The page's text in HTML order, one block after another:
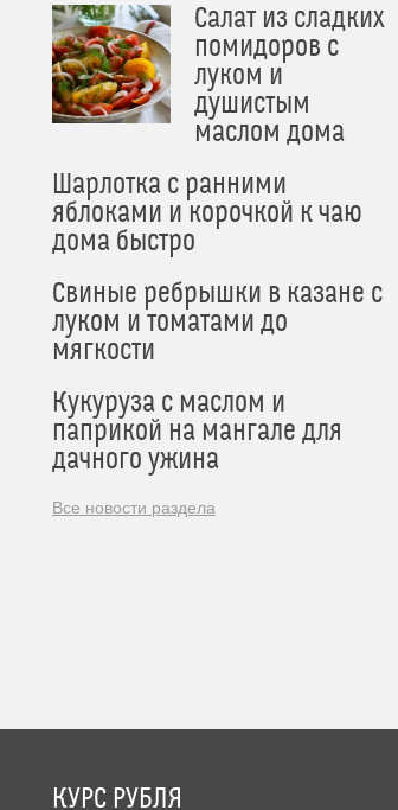
Салат из сладких
помидоров с
луком и
душистым
маслом дома
Шарлотка с ранними
яблоками и корочкой к чаю
дома быстро
Свиные ребрышки в казане с
луком и томатами до
мягкости
Кукуруза с маслом и
паприкой на мангале для
дачного ужина
Все новости раздела
КУРС РУБЛЯ